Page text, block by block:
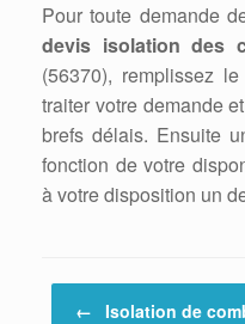
Pour toute demande
devis isolation des
(56370), remplissez
traiter votre demande
brefs délais. Ensuite
fonction de votre
à votre disposition un
Post navigation
← Isolation de